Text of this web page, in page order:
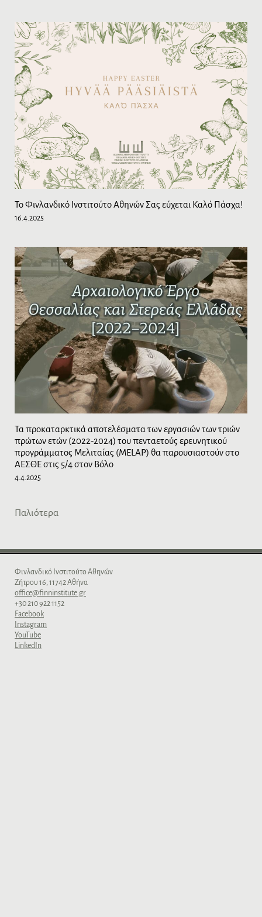
Το Φινλανδικό Ινστιτούτο Αθηνών Σας εύχεται Καλό Πάσχα!
16.4.2025
Τα προκαταρκτικά αποτελέσματα των εργασιών των τριών
πρώτων ετών (2022-2024) του πενταετούς ερευνητικού
προγράμματος Μελιταίας (MELAP) θα παρουσιαστούν στο
ΑΕΣΘΕ στις 5/4 στον Βόλο
4.4.2025
P
s
t
s
n
a
v
Παλιότερα
Φινλανδικό Iνστιτούτο Aθηνών
Zήτρου 16, 11742 Aθήνα
office@finninstitute.gr
+30 210 922 1152
Facebook
Instagram
YouTube
LinkedIn